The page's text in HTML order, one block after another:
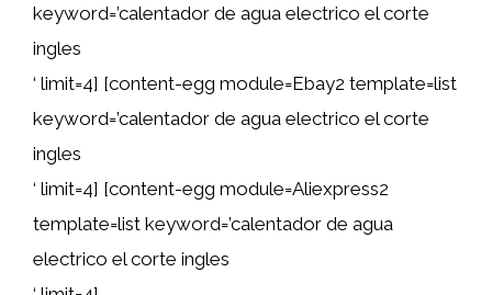
keyword=’calentador de agua electrico el corte
ingles
‘ limit=4] [content-egg module=Ebay2 template=list
keyword=’calentador de agua electrico el corte
ingles
‘ limit=4] [content-egg module=Aliexpress2
template=list keyword=’calentador de agua
electrico el corte ingles